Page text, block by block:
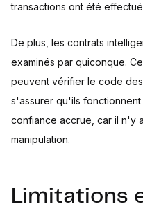
transactions ont été
De plus, les contrats
examinés par quiconque.
peuvent vérifier le code
s'assurer qu'ils
confiance accrue, car il n'y
manipulation.
Limitations